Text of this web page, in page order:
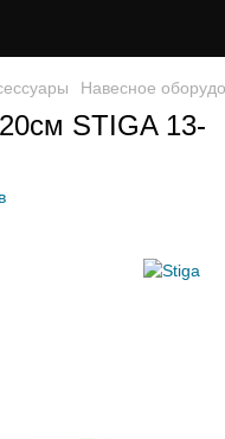
Навесное
STIGA 13-